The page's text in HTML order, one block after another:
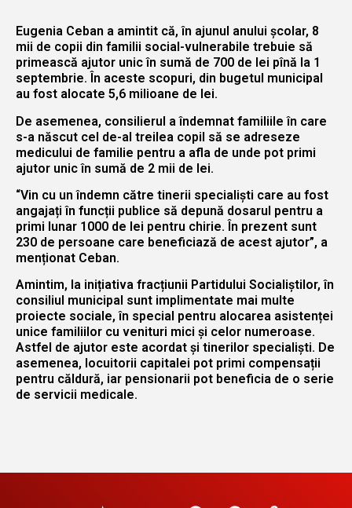
Eugenia Ceban a amintit că, în ajunul anului școlar, 8
mii de copii din familii social-vulnerabile trebuie să
primească ajutor unic în sumă de 700 de lei pînă la 1
septembrie. În aceste scopuri, din bugetul municipal
au fost alocate 5,6 milioane de lei.
De asemenea, consilierul a îndemnat familiile în care
s-a născut cel de-al treilea copil să se adreseze
medicului de familie pentru a afla de unde pot primi
ajutor unic în sumă de 2 mii de lei.
“Vin cu un îndemn către tinerii specialiști care au fost
angajați în funcții publice să depună dosarul pentru a
primi lunar 1000 de lei pentru chirie. În prezent sunt
230 de persoane care beneficiază de acest ajutor”, a
menționat Ceban.
Amintim, la inițiativa fracțiunii Partidului Socialiștilor, în
consiliul municipal sunt implimentate mai multe
proiecte sociale, în special pentru alocarea asistenței
unice familiilor cu venituri mici și celor numeroase.
Astfel de ajutor este acordat și tinerilor specialiști. De
asemenea, locuitorii capitalei pot primi compensații
pentru căldură, iar pensionarii pot beneficia de o serie
de servicii medicale.